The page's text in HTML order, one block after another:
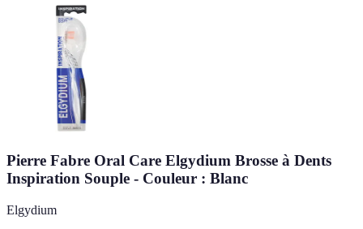
Pierre Fabre Oral Care Elgydium Brosse à Dents
Inspiration Souple - Couleur : Blanc
Elgydium